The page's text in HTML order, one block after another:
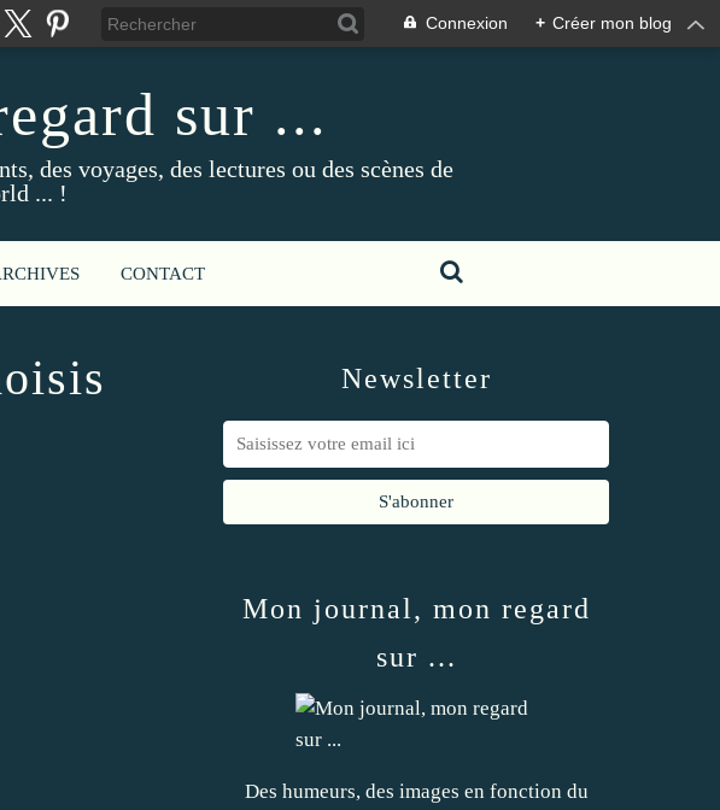
Connexion + Créer mon blog
sur ...
des voyages, des lectures ou des scènes de
... !
CONTACT
Newsletter
Mon journal, mon regard
sur ...
Des humeurs, des images en fonction du